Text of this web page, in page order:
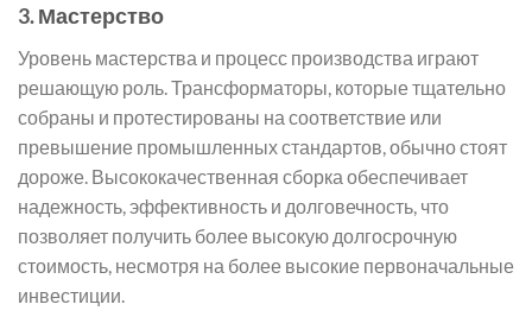
3.Мастерство
Уровень мастерства и процесс производства играют
решающую роль. Трансформаторы, которые тщательно
собраны и протестированы на соответствие или
превышение промышленных стандартов, обычно стоят
дороже. Высококачественная сборка обеспечивает
надежность, эффективность и долговечность, что
позволяет получить более высокую долгосрочную
стоимость, несмотря на более высокие первоначальные
инвестиции.